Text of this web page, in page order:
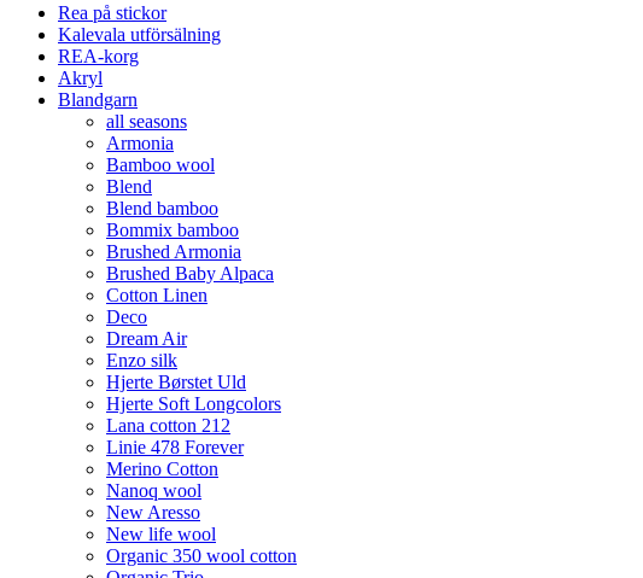
Rea på stickor
Kalevala utförsälning
REA-korg
Akryl
Blandgarn
all seasons
Armonia
Bamboo wool
Blend
Blend bamboo
Bommix bamboo
Brushed Armonia
Brushed Baby Alpaca
Cotton Linen
Deco
Dream Air
Enzo silk
Hjerte Børstet Uld
Hjerte Soft Longcolors
Lana cotton 212
Linie 478 Forever
Merino Cotton
Nanoq wool
New Aresso
New life wool
Organic 350 wool cotton